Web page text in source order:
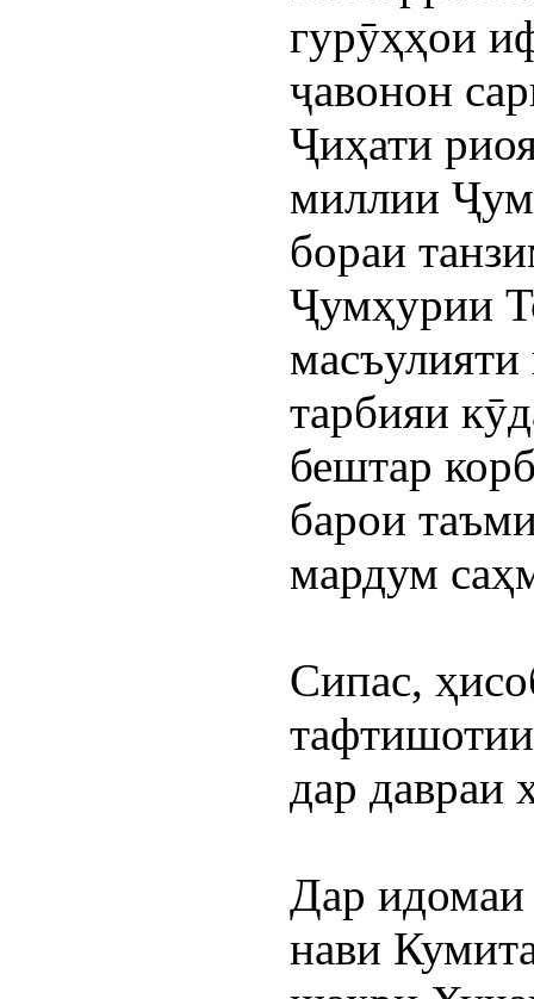
гурӯҳҳои
ҷавонон
Ҷиҳати
миллии
бораи
Ҷумҳурии
тарбияи
бештар
барои
мардум
Сипас,
дар давраи
Дар идомаи
нави